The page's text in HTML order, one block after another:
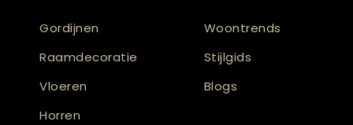
Gordijnen
Raamdecoratie
Vloeren
Horren
Woontrends
Stijlgids
Blogs